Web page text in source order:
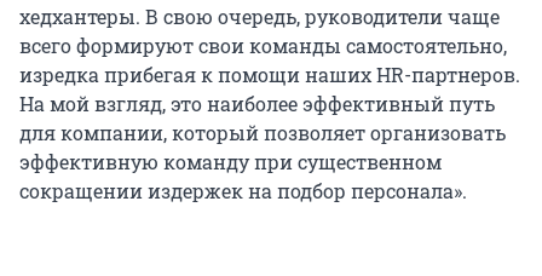
хедхантеры. В свою очередь, руководители чаще
всего формируют свои команды самостоятельно,
изредка прибегая к помощи наших HR-партнеров.
На мой взгляд, это наиболее эффективный путь
для компании, который позволяет организовать
эффективную команду при существенном
сокращении издержек на подбор персонала».